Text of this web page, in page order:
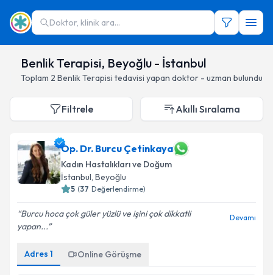
Doktor, klinik ara...
Benlik Terapisi, Beyoğlu - İstanbul
Toplam 2 Benlik Terapisi tedavisi yapan doktor - uzman bulundu
Filtrele Akıllı Sıralama
Op. Dr. Burcu Çetinkaya
Kadın Hastalıkları ve Doğum
İstanbul, Beyoğlu
5 (37 Değerlendirme)
Burcu hoca çok güler yüzlü ve işini çok dikkatli
yapan...
Devamı
Adres 1 Online Görüşme